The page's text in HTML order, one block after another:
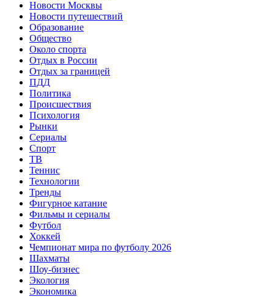
Новости Москвы
Новости путешествий
Образование
Общество
Около спорта
Отдых в России
Отдых за границей
ПДД
Политика
Происшествия
Психология
Рынки
Сериалы
Спорт
ТВ
Теннис
Технологии
Тренды
Фигурное катание
Фильмы и сериалы
Футбол
Хоккей
Чемпионат мира по футболу 2026
Шахматы
Шоу-бизнес
Экология
Экономика